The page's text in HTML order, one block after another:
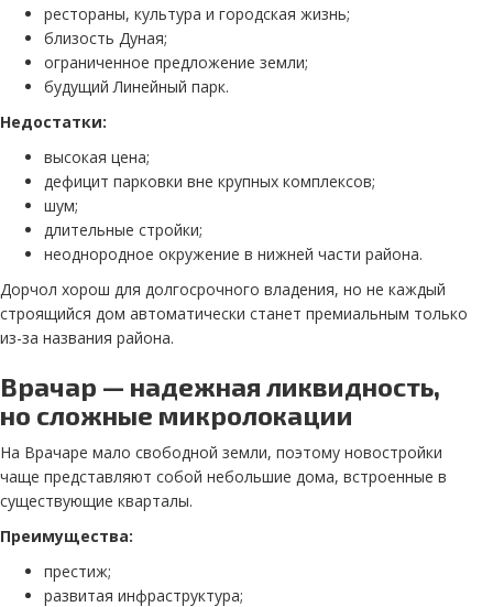
рестораны, культура и городская жизнь;
близость Дуная;
ограниченное предложение земли;
будущий Линейный парк.
Недостатки:
высокая цена;
дефицит парковки вне крупных комплексов;
шум;
длительные стройки;
неоднородное окружение в нижней части района.
Дорчол хорош для долгосрочного владения, но не каждый
строящийся дом автоматически станет премиальным только
из-за названия района.
Врачар — надежная ликвидность,
но сложные микролокации
На Врачаре мало свободной земли, поэтому новостройки
чаще представляют собой небольшие дома, встроенные в
существующие кварталы.
Преимущества:
престиж;
развитая инфраструктура;